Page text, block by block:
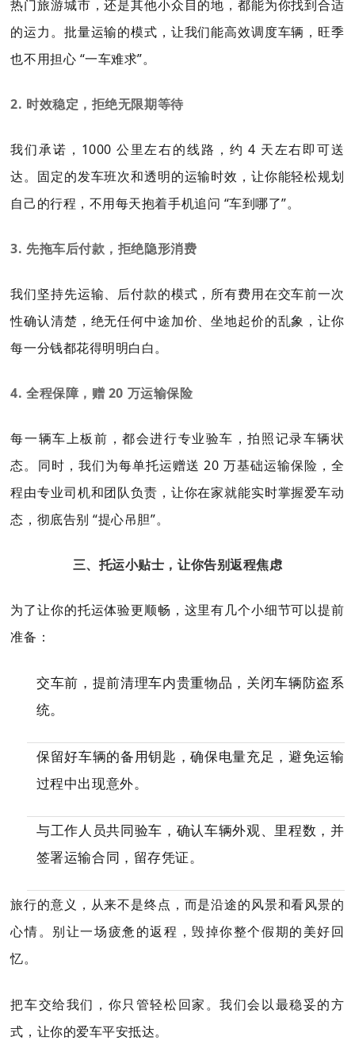
热门旅游城市，还是其他小众目的地，都能为你找到合适
的运力。批量运输的模式，让我们能高效调度车辆，旺季
也不用担心 “一车难求”。
2. 时效稳定，拒绝无限期等待
我们承诺，1000 公里左右的线路，约 4 天左右即可送
达。固定的发车班次和透明的运输时效，让你能轻松规划
自己的行程，不用每天抱着手机追问 “车到哪了”。
3. 先拖车后付款，拒绝隐形消费
我们坚持先运输、后付款的模式，所有费用在交车前一次
性确认清楚，绝无任何中途加价、坐地起价的乱象，让你
每一分钱都花得明明白白。
4. 全程保障，赠 20 万运输保险
每一辆车上板前，都会进行专业验车，拍照记录车辆状
态。同时，我们为每单托运赠送 20 万基础运输保险，全
程由专业司机和团队负责，让你在家就能实时掌握爱车动
态，彻底告别 “提心吊胆”。
三、托运小贴士，让你告别返程焦虑
为了让你的托运体验更顺畅，这里有几个小细节可以提前
准备：
交车前，提前清理车内贵重物品，关闭车辆防盗系
统。
保留好车辆的备用钥匙，确保电量充足，避免运输
过程中出现意外。
与工作人员共同验车，确认车辆外观、里程数，并
签署运输合同，留存凭证。
旅行的意义，从来不是终点，而是沿途的风景和看风景的
心情。别让一场疲惫的返程，毁掉你整个假期的美好回
忆。
把车交给我们，你只管轻松回家。我们会以最稳妥的方
式，让你的爱车平安抵达。